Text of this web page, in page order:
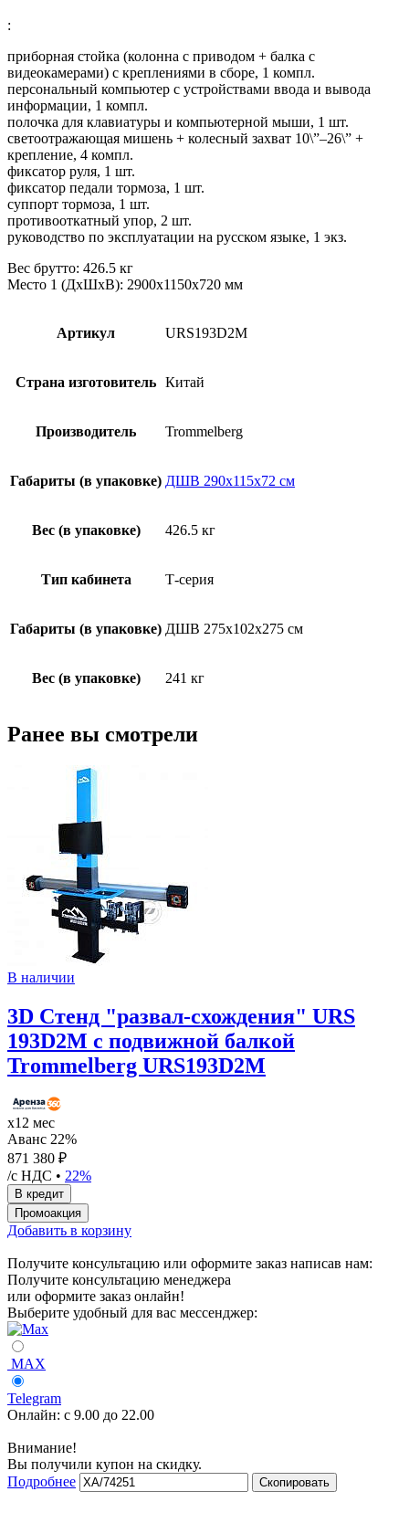
:
приборная стойка (колонна с приводом + балка с
видеокамерами) с креплениями в сборе, 1 компл.
персональный компьютер с устройствами ввода и вывода
информации, 1 компл.
полочка для клавиатуры и компьютерной мыши, 1 шт.
светоотражающая мишень + колесный захват 10\”–26\” +
крепление, 4 компл.
фиксатор руля, 1 шт.
фиксатор педали тормоза, 1 шт.
суппорт тормоза, 1 шт.
противооткатный упор, 2 шт.
руководство по эксплуатации на русском языке, 1 экз.
Вес брутто: 426.5 кг
Место 1 (ДхШхВ): 2900х1150х720 мм
Артикул URS193D2M
Страна изготовитель Китай
Производитель Trommelberg
Габариты (в упаковке) ДШВ 290х115х72 см
Вес (в упаковке) 426.5 кг
Тип кабинета Т-серия
Габариты (в упаковке) ДШВ 275х102х275 см
Вес (в упаковке) 241 кг
Ранее вы смотрели
В наличии
3D Стенд "развал-схождения" URS
193D2M с подвижной балкой
Trommelberg URS193D2M
х12 мес
Аванс 22%
871 380 ₽
/с НДС • 22%
Добавить в корзину
Получите консультацию или оформите заказ написав нам:
Получите консультацию менеджера
или оформите заказ онлайн!
Выберите удобный для вас мессенджер:
MAX
Telegram
Онлайн: с 9.00 до 22.00
Внимание!
Вы получили купон на скидку.
Подробнее
Скопировать